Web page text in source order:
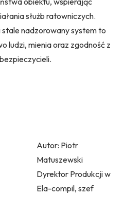
służb ratowniczych.
nadzorowany system to
ludzi, mienia oraz zgodność z
Autor: Piotr
Matuszewski
Dyrektor Produkcji w
Ela-compil, szef